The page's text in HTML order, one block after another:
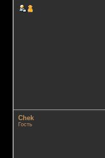
Chek
Гость